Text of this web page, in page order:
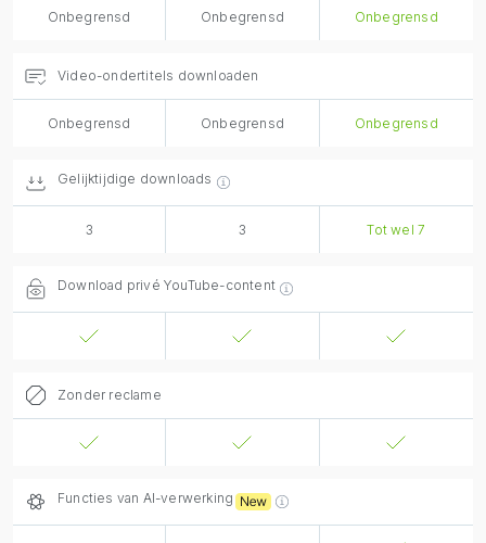
Onbegrensd Onbegrensd Onbegrensd
Video-ondertitels downloaden
Onbegrensd Onbegrensd Onbegrensd
Gelijktijdige downloads
3 3 Tot wel 7
Download privé YouTube-content
Zonder reclame
Functies van AI-verwerking